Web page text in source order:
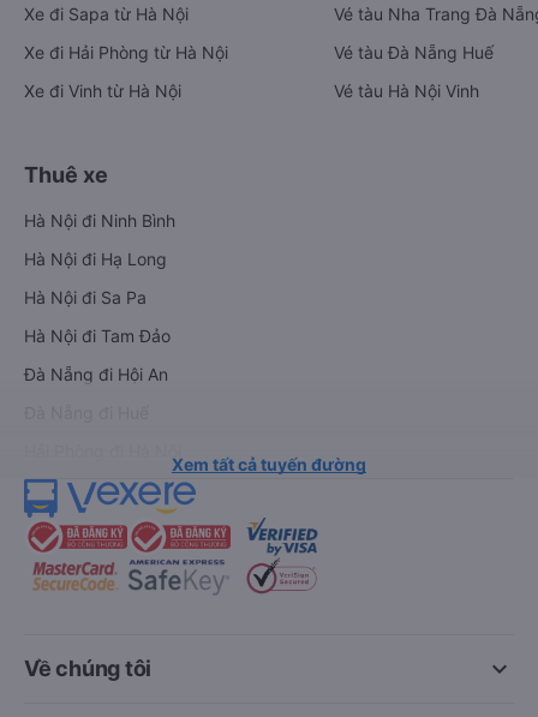
Xe đi Sapa từ Hà Nội
Xe đi Hải Phòng từ Hà Nội
Xe đi Vinh từ Hà Nội
Vé tàu Nha Trang Đà
Vé tàu Đà Nẵng Huế
Vé tàu Hà Nội Vinh
Thuê xe
Hà Nội đi Ninh Bình
Hà Nội đi Hạ Long
Hà Nội đi Sa Pa
Hà Nội đi Tam Đảo
Đà Nẵng đi Hội An
Xem tất cả tuyến đường
keyboard_arrow_down
Về chúng tôi